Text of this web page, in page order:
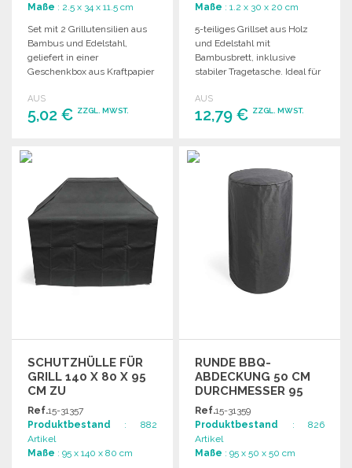
Maße : 2.5 x 34 x 11.5 cm
Set mit 2 Grillutensilien aus
Bambus und Edelstahl,
geliefert in einer
Geschenkbox aus Kraftpapier
AUS
5,02 € ZZGL. MWST.
Maße : 1.2 x 30 x 20 cm
5-teiliges Grillset aus Holz
und Edelstahl mit
Bambusbrett, inklusive
stabiler Tragetasche. Ideal für
Aktivitäten.
AUS
12,79 € ZZGL. MWST.
Angebot anfordern
SCHUTZHÜLLE FÜR
GRILL 140 X 80 X 95
CM ZU
GROSSHANDELSPREISEN
Ref.15-31357
Produktbestand : 882
Artikel
Maße : 95 x 140 x 80 cm
RUNDE BBQ-
ABDECKUNG 50 CM
DURCHMESSER 95
CM
Ref.15-31359
Produktbestand : 826
Artikel
Maße : 95 x 50 x 50 cm